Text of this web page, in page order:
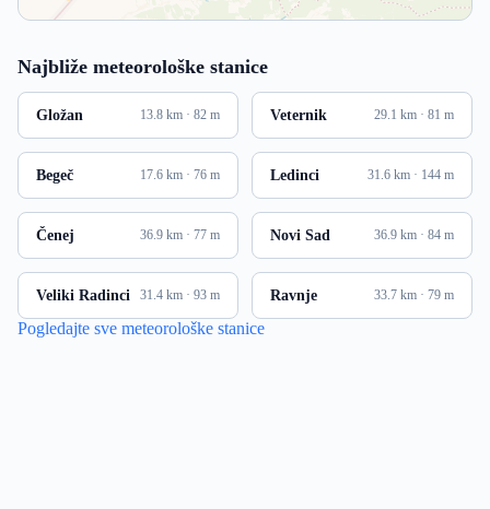
Najbliže meteorološke stanice
Gložan 13.8 km · 82 m Veternik 29.1 km · 81 m
Begeč 17.6 km · 76 m Ledinci 31.6 km · 144 m
Čenej 36.9 km · 77 m Novi Sad 36.9 km · 84 m
Veliki Radinci 31.4 km · 93 m Ravnje 33.7 km · 79 m
Pogledajte sve meteorološke stanice